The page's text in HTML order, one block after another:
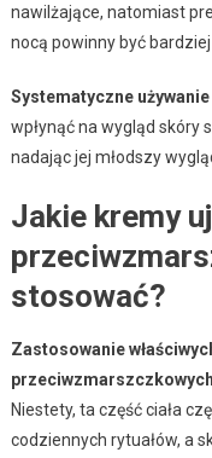
nawilżające, natomiast
nocą powinny być
Systematyczne
wpłynąć na wygląd skóry
nadając jej młodszy
Jakie kremy
stosować?
Zastosowanie
przeciwzmarszczkowych
Niestety, ta część ciała
codziennych rytuałów, a